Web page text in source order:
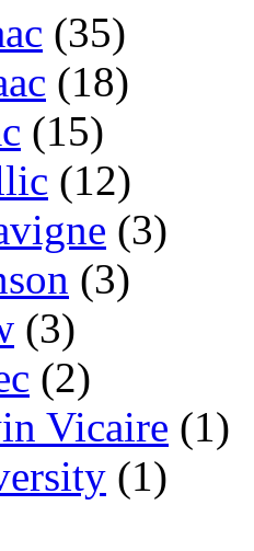
(35)
(18)
(15)
(12)
(3)
(3)
(3)
(2)
Vicaire (1)
(1)